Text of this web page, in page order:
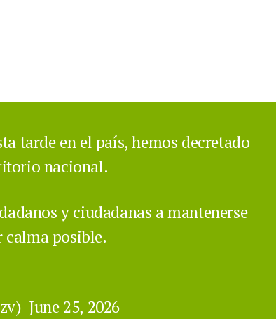
tarde en el país, hemos decretado
nacional.
y ciudadanas a mantenerse
calma posible.
June 25, 2026